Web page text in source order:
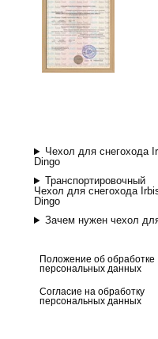
Чехол для снегохода
Dingo
Транспортировочный
Чехол для снегохода
Dingo
Зачем нужен чехол
Положение об обработке
персональных данных
Согласие на обработку
персональных данных